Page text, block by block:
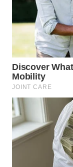
lucidez.
Viver muito,
significa
desperdiçar
descuidos
em uma prática
respeitar
vida que não